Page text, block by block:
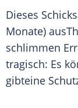
Dieses
Monate)
schlimmen
tragisch: Es
gibteine